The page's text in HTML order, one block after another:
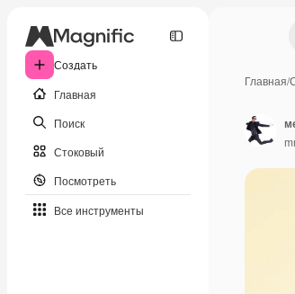
Создать
Главная
Поиск
Стоковый
Посмотреть
Все инструменты
Главная/